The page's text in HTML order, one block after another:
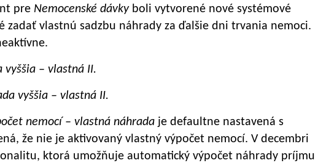
pre Nemocenské dávky boli vytvorené nové systémové
zadať vlastnú sadzbu náhrady za ďalšie dni trvania nemoci.
vyššia – vlastná II.
vyššia – vlastná II.
nemocí – vlastná náhrada je defaultne nastavená s
že nie je aktivovaný vlastný výpočet nemocí. V decembri
ktorá umožňuje automatický výpočet náhrady príjmu